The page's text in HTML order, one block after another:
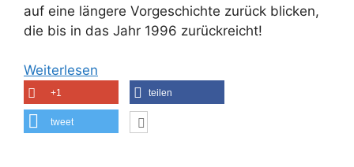
auf eine längere Vorgeschichte zurück blicken,
die bis in das Jahr 1996 zurückreicht!
Weiterlesen
+1 teilen
tweet